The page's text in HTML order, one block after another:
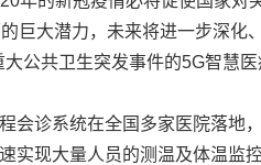
巨大潜力，未来将进一步深化
公共卫生突发事件的5G智慧
诊系统在全国多家医院落地
实现大量人员的测温及体温